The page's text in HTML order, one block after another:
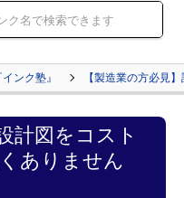
ンク塾』 【製造業の方必見
計図をコスト
ありません